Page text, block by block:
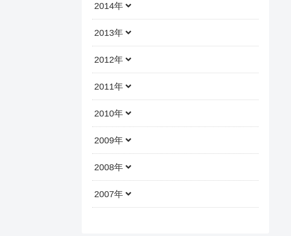
2014年
2013年
2012年
2011年
2010年
2009年
2008年
2007年